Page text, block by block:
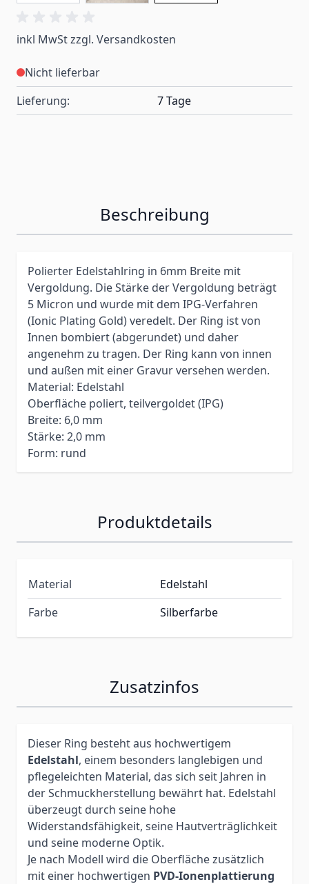
inkl MwSt zzgl. Versandkosten
Nicht lieferbar
Lieferung:
7 Tage
Beschreibung
Polierter Edelstahlring in 6mm Breite mit
Vergoldung. Die Stärke der Vergoldung beträgt
5 Micron und wurde mit dem IPG-Verfahren
(Ionic Plating Gold) veredelt. Der Ring ist von
Innen bombiert (abgerundet) und daher
angenehm zu tragen. Der Ring kann von innen
und außen mit einer Gravur versehen werden.
Material: Edelstahl
Oberfläche poliert, teilvergoldet (IPG)
Breite: 6,0 mm
Stärke: 2,0 mm
Form: rund
Produktdetails
Material
Edelstahl
Farbe
Silberfarbe
Zusatzinfos
Dieser Ring besteht aus hochwertigem
Edelstahl, einem besonders langlebigen und
pflegeleichten Material, das sich seit Jahren in
der Schmuckherstellung bewährt hat. Edelstahl
überzeugt durch seine hohe
Widerstandsfähigkeit, seine Hautverträglichkeit
und seine moderne Optik.
Je nach Modell wird die Oberfläche zusätzlich
mit einer hochwertigen PVD-Ionenplattierung